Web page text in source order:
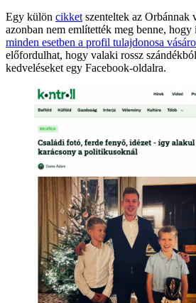
Egy külön cikketszenteltek az Orbánnak
azonban nem említették meg benne,
minden esetben a profil tulajdonosa
előfordulhat, hogy valaki rossz
kedveléseket egy Facebook-oldalra.